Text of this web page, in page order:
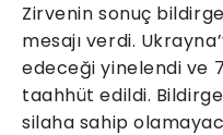
Zirvenin sonuç
mesajı verdi.
edeceği yinelendi ve
taahhüt edildi.
silaha sahip